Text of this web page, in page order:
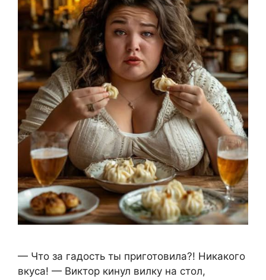
— Что за гадость ты приготовила?! Никакого
вкуса! — Виктор кинул вилку на стол,